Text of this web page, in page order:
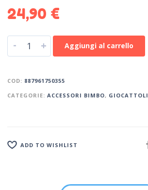
24,90 €
- + Aggiungi al carrello
COD: 887961750355
CATEGORIE: ACCESSORI BIMBO, GIOCATTOLI
ADD TO WISHLIST